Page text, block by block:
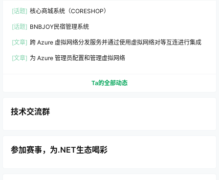
[话题] 核心商城系统（CORESHOP）
[话题] BNBJOY民宿管理系统
[文章] 跨 Azure 虚拟网络分发服务并通过使用虚拟网络对等互连进行集成
[文章] 为 Azure 管理员配置和管理虚拟网络
Ta的全部动态
技术交流群
参加赛事，为.NET生态喝彩